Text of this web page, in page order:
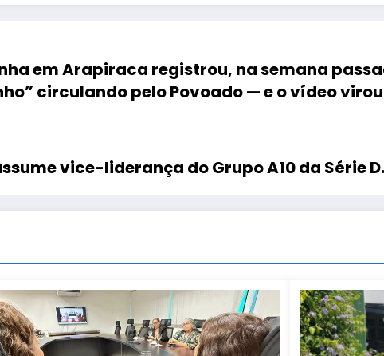
em Arapiraca registrou, na semana
circulando pelo Povoado — e o vídeo
vice-liderança do Grupo A10 da Série D.